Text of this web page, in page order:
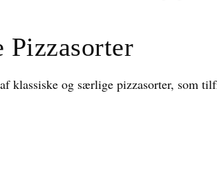
Pizzasorter
klassiske og særlige pizzasorter, som